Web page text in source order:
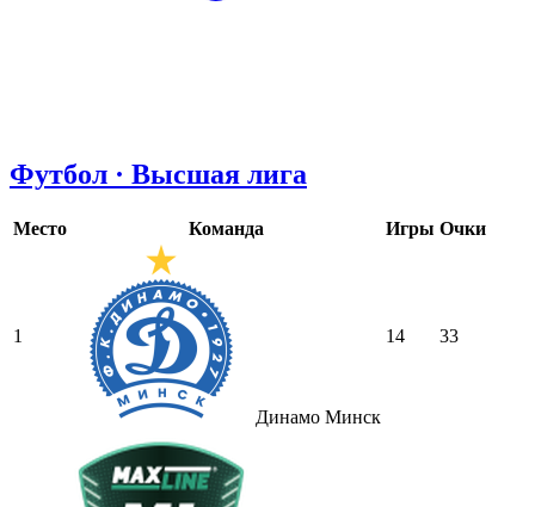
Футбол · Высшая лига
Место Команда Игры Очки
1
Динамо Минск
14 33